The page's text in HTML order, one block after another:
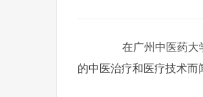
在广州中医药大学
的中医治疗和医疗技术而